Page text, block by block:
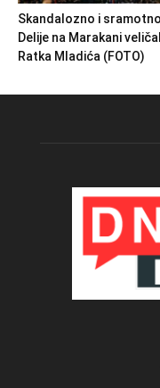
Skandalozno i
Delije na Marakani
Ratka Mladića (FOTO)